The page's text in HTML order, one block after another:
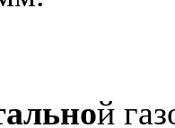
й